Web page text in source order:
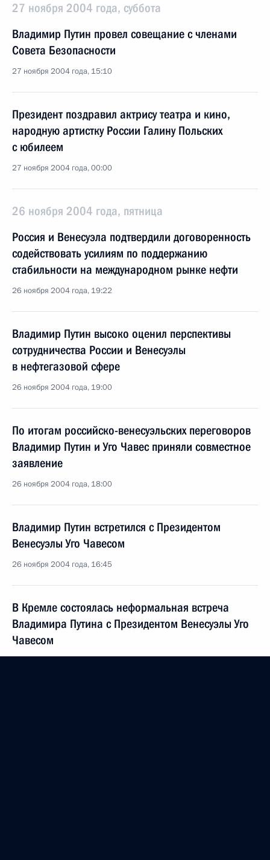
27 ноября 2004 года, суббота
Владимир Путин провел совещание с членами
Совета Безопасности
27 ноября 2004 года, 15:10
Президент поздравил актрису театра и кино,
народную артистку России Галину Польских
с юбилеем
27 ноября 2004 года, 00:00
26 ноября 2004 года, пятница
Россия и Венесуэла подтвердили договоренность
содействовать усилиям по поддержанию
стабильности на международном рынке нефти
26 ноября 2004 года, 19:22
Владимир Путин высоко оценил перспективы
сотрудничества России и Венесуэлы
в нефтегазовой сфере
26 ноября 2004 года, 19:00
По итогам российско-венесуэльских переговоров
Владимир Путин и Уго Чавес приняли совместное
заявление
26 ноября 2004 года, 18:00
Владимир Путин встретился с Президентом
Венесуэлы Уго Чавесом
26 ноября 2004 года, 16:45
В Кремле состоялась неформальная встреча
Владимира Путина с Президентом Венесуэлы Уго
Чавесом